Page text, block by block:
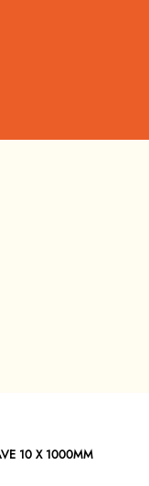
10 X 1000MM